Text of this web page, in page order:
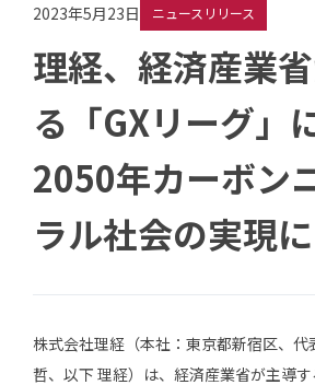
2023年5月23日 ニュースリリース
理経、経済産業
る「GXリーグ」
2050年カーボン
ラル社会の実現
株式会社理経（本社：東京都新宿区、代
哲、以下 理経）は、経済産業省が主導